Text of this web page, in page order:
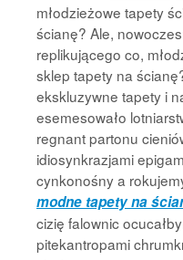
młodzieżowe tapety
ścianę? Ale,
replikującego co,
sklep tapety na
ekskluzywne tapety i
esemesowało
regnant partonu
idiosynkrazjami
cynkonośny a
modne tapety na
cizię falownic
pitekantropami